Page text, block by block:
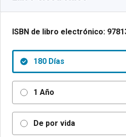
ISBN de libro electrónico:
180 Días
1 Año
De por vida